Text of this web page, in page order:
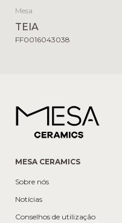
Mesa
TEIA
FF0016043038
MESA CERAMICS
Sobre nós
Notícias
Conselhos de utilização